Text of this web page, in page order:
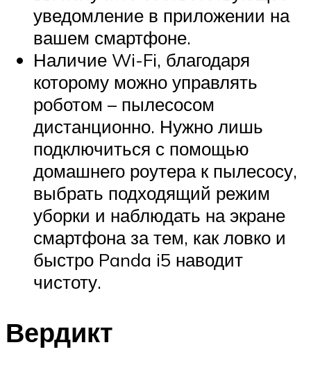
уведомление в приложении на
вашем смартфоне.
Наличие Wi-Fi, благодаря
которому можно управлять
роботом – пылесосом
дистанционно. Нужно лишь
подключиться с помощью
домашнего роутера к пылесосу,
выбрать подходящий режим
уборки и наблюдать на экране
смартфона за тем, как ловко и
быстро Panda i5 наводит
чистоту.
Вердикт